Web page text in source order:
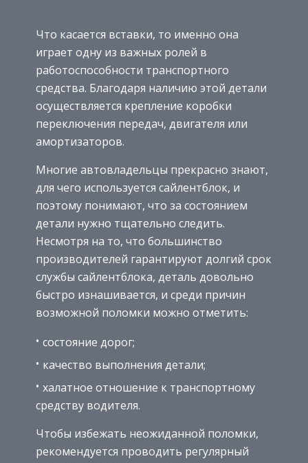
Что касается вставки, то именно она
играет одну из важных ролей в
работоспособности транспортного
средства. Благодаря наличию этой детали
осуществляется крепление коробки
переключения передач, двигателя или
амортизаторов.
Многие автовладельцы прекрасно знают,
для чего используется сайлентблок, и
поэтому понимают, что за состоянием
детали нужно тщательно следить.
Несмотря на то, что большинство
производителей гарантируют долгий срок
службы сайлентблока, деталь довольно
быстро изнашивается, и среди причин
возможной поломки можно отметить:
состояние дорог;
качество выполнения детали;
халатное отношение к транспортному
средству водителя.
Чтобы избежать неожиданной поломки,
рекомендуется проводить регулярный